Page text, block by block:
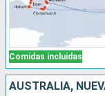
Comidas incluidas
AUSTRALIA,